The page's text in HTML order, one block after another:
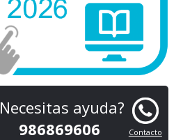
Contacto
Necesitas ayuda?
986869606